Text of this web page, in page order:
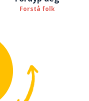
Forstå folk